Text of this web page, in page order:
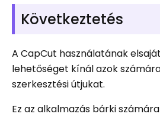
Következtetés
A CapCut használatának
lehetőséget kínál azok
szerkesztési útjukat.
Ez az alkalmazás bárki